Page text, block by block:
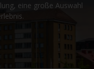
eine große Auswahl